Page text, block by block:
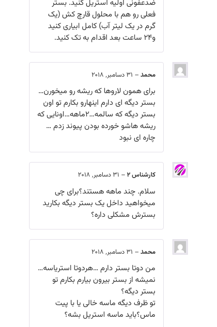
ضدعفونی اولیه استریل کنید. بستر
فعلی رو هم با محلول قارچ کش (یک
گرم در یک لیتر آب) کامل ابیاری کنید
محمد–31 دسامبر, 2018
برای همون لاروها که ریشه رو میخورن…
بستر دیگه ای دارم اینهارو بکارم تو اون
بستر دیگه که سالمه…2ماهه…اونایی که
ریشه هاشو خورده بودن پیوند زدم …
چاره ای نبود
کارشناس 2 –31 دسامبر, 2018
سلام. چند ماهه هستند؟برای چی
میخواهید داخل یک بستر دیگه بکارید
بسترش مشکلی داره؟
محمد–31 دسامبر, 2018
من دوتا بستر دارم …هردوتا استریاسه…
نمیشه از بستر بیرون بیارم بکارم تو
بستر دیگه؟
تو ظرف دیگه ماسه خالی یا با پیت
ماس؟باید ماسه استریل بشه؟